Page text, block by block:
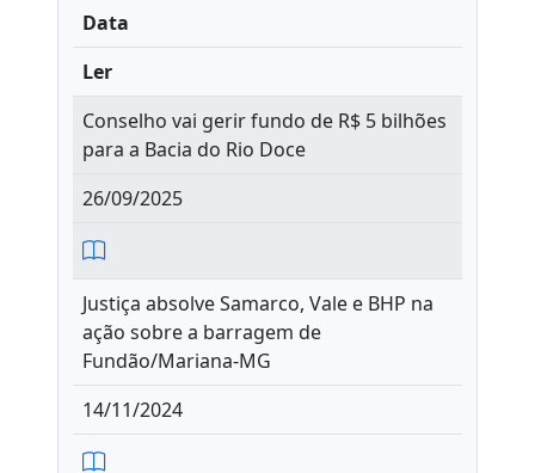
Data
Ler
Conselho vai gerir fundo de R$ 5 bilhões
para a Bacia do Rio Doce
26/09/2025
Justiça absolve Samarco, Vale e BHP na
ação sobre a barragem de
Fundão/Mariana-MG
14/11/2024